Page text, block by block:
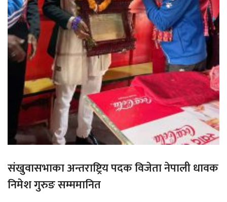
संखुवासभाका अन्तराष्ट्रिय पदक विजेता नेपाली धावक
निमेश गुरुङ सम्ममानित